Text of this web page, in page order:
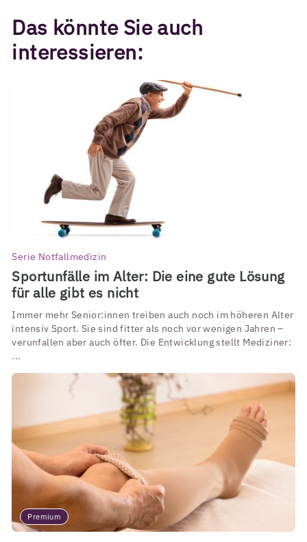
Das könnte Sie auch
interessieren:
Serie Notfallmedizin
Sportunfälle im Alter: Die eine gute Lösung
für alle gibt es nicht
Immer mehr Senior:innen treiben auch noch im höheren Alter
intensiv Sport. Sie sind fitter als noch vor wenigen Jahren –
verunfallen aber auch öfter. Die Entwicklung stellt Mediziner:
...
Premium